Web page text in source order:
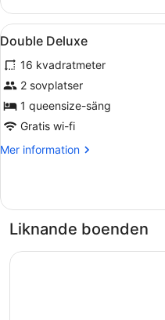
Balcony
Öppna
alla
foton
för
Double
Deluxe
7
Double Deluxe
16 kvadratmeter
2 sovplatser
1 queensize-säng
Gratis wi-fi
Mer information
Mer
Deluxe
Liknande boenden
Starhotels E.c.ho.